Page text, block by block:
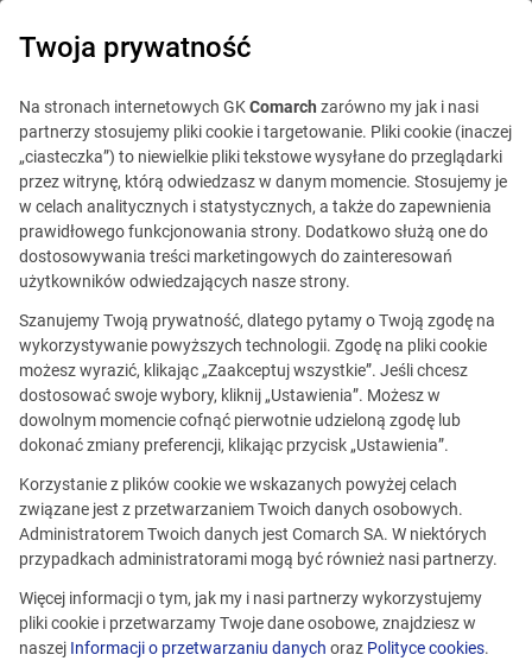
Ta oferta jest już
nieaktualna.
Zobacz podobne oferty
Różne lokalizacje
.NET Developer (Agentic AI)
Programowanie
Twoja prywatność
Na stronach internetowych GKComarch zarówno my jak i nasi
partnerzy stosujemy pliki cookie i targetowanie. Pliki cookie (inaczej
„ciasteczka”) to niewielkie pliki tekstowe wysyłane do przeglądarki
przez witrynę, którą odwiedzasz w danym momencie. Stosujemy je
w celach analitycznych i statystycznych, a także do zapewnienia
prawidłowego funkcjonowania strony. Dodatkowo służą one do
dostosowywania treści marketingowych do zainteresowań
użytkowników odwiedzających nasze strony.
Szanujemy Twoją prywatność, dlatego pytamy o Twoją zgodę na
wykorzystywanie powyższych technologii. Zgodę na pliki cookie
możesz wyrazić, klikając „Zaakceptuj wszystkie”. Jeśli chcesz
dostosować swoje wybory, kliknij „Ustawienia”. Możesz w
dowolnym momencie cofnąć pierwotnie udzieloną zgodę lub
dokonać zmiany preferencji, klikając przycisk „Ustawienia”.
Korzystanie z plików cookie we wskazanych powyżej celach
związane jest z przetwarzaniem Twoich danych osobowych.
Administratorem Twoich danych jest Comarch SA. W niektórych
przypadkach administratorami mogą być również nasi partnerzy.
Więcej informacji o tym, jak my i nasi partnerzy wykorzystujemy
pliki cookie i przetwarzamy Twoje dane osobowe, znajdziesz w
naszej Informacji o przetwarzaniu danych oraz Polityce cookies.